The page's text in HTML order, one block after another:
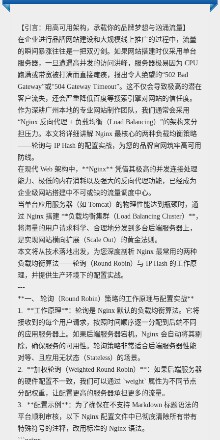
【引言：用高可用架构，承载你的品牌梦想与汹涌流量】
在企业进行品牌网站建设和大规模线上推广的过程中，流量
的瞬间暴涨往往是一把双刃剑。如果网站搭建时仅采用单台
服务器，一旦遭遇高并发的访问洪峰，服务器极易因为 CPU
跑满或带宽被打满而直接瘫痪，报出令人绝望的“502 Bad
Gateway”或“504 Gateway Timeout”。这不仅会导致极高的潜在
客户流失，还会严重降低百度等搜索引擎对网站的信任度。
作为深耕广州本地的专业网站制作团队，我们通常会采用
“Nginx 反向代理 + 负载均衡（Load Balancing）”的架构来分
担压力。本文将详细讲解 Nginx 最核心的两种负载均衡策略
——轮询与 IP Hash 的配置实战，为您的品牌官网筑牢高可用
防线。
在现代 Web 架构中，**Nginx** 凭借其极高的并发连接处理
能力、极低的内存消耗以及强大的反向代理功能，已经成为
企业级网站搭建中不可或缺的流量调度中心。
当单台应用服务器（如 Tomcat）的物理性能达到瓶颈时，通
过 Nginx 搭建 **负载均衡集群（Load Balancing Cluster）**，
将海量的用户请求科学、合理地分发到多台后端服务器上，
是实现网站横向扩展（Scale Out）的黄金法则。
本文将从技术落地出发，为您深度剖析 Nginx 最常用的两种
负载均衡算法——轮询（Round Robin）与 IP Hash 的工作原
理，并提供生产环境下的配置实战。
---
**一、 轮询（Round Robin）策略的工作原理与配置实战**
1. **工作原理**：轮询是 Nginx 默认的负载均衡算法。它将
接收到的每个用户请求，按照时间顺序逐一分配到后端不同
的应用服务器上。如果后端服务器宕机，Nginx 会自动将其剔
除，确保服务的可用性。轮询策略非常适合后端服务器性能
对等、且应用无状态（Stateless）的场景。
2. **加权轮询（Weighted Round Robin）**：如果后端服务器
的硬件配置不一致，我们可以通过 `weight` 属性为不同节点
分配权重，让配置更高的服务器承担更多的流量。
3. **配置示例**：为了确保在不支持 Markdown 标题语法的
平台顺利审核，以下 Nginx 配置文件中已彻底清除所有带有
特殊符号的注释，改用标准的 Nginx 语法。